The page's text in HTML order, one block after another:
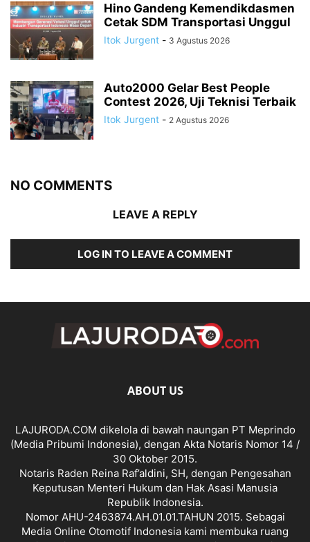
Hino Gandeng Kemendikdasmen
Cetak SDM Transportasi Unggul
Itok Jurgent - 3 Agustus 2026
Auto2000 Gelar Best People
Contest 2026, Uji Teknisi Terbaik
Itok Jurgent - 2 Agustus 2026
NO COMMENTS
LEAVE A REPLY
LOG IN TO LEAVE A COMMENT
ABOUT US
LAJURODA.COM dikelola di bawah naungan PT Meprindo
(Media Pribumi Indonesia), dengan Akta Notaris Nomor 14 /
30 Oktober 2015.
Notaris Raden Reina Raf’aldini, SH, dengan Pengesahan
Keputusan Menteri Hukum dan Hak Asasi Manusia
Republik Indonesia.
Nomor AHU-2463874.AH.01.01.TAHUN 2015. Sebagai
Media Online Otomotif Indonesia kami membuka ruang